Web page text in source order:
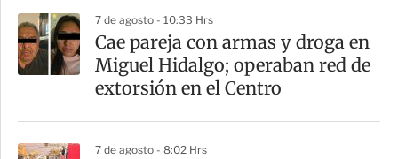
7 de agosto - 10:33 Hrs
Cae pareja con armas y droga en
Miguel Hidalgo; operaban red de
extorsión en el Centro
7 de agosto - 8:02 Hrs